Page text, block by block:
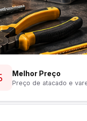
Melhor Preço
Preço de atacado e